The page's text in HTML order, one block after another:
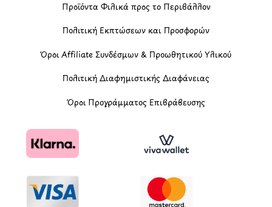
Προϊόντα Φιλικά προς το Περιβάλλον
Πολιτική Εκπτώσεων και Προσφορών
Όροι Affiliate Συνδέσμων & Προωθητικού Υλικού
Πολιτική Διαφημιστικής Διαφάνειας
Όροι Προγράμματος Επιβράβευσης